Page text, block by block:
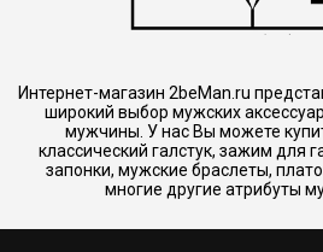
Интернет-магазин 2beMan.ru
широкий выбор мужских
мужчины. У нас Вы можете
классический галстук, зажим для
запонки, мужские браслеты,
многие другие атрибуты